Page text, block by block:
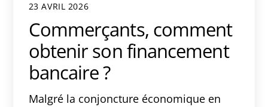
23 AVRIL 2026
Commerçants, comment
obtenir son financement
bancaire ?
Malgré la conjoncture économique en